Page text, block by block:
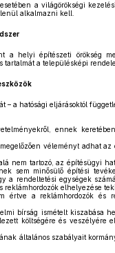
a világörökségi
alkalmazni kell.
a helyi építészeti örökség
a településképi
a hatósági eljárásoktól
ennek
véleményt adhat az
nem tartozó, az építésügyi
sem minősülő építési
a rendeltetési egységek
reklámhordozók elhelyezése
a reklámhordozók és
bírság ismételt kiszabása
költségére és veszélyére
általános szabályait